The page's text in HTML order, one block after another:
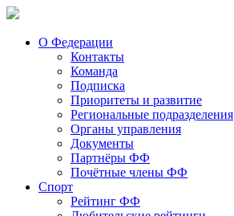
О Федерации
Контакты
Команда
Подписка
Приоритеты и развитие
Региональные подразделения
Органы управления
Документы
Партнёры ФФ
Почётные члены ФФ
Спорт
Рейтинг ФФ